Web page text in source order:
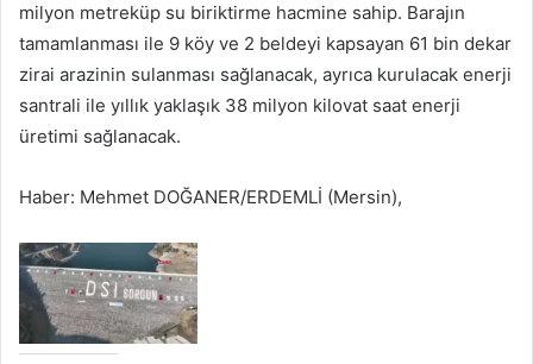
milyon metreküp su biriktirme hacmine sahip. Barajın
tamamlanması ile 9 köy ve 2 beldeyi kapsayan 61 bin dekar
zirai arazinin sulanması sağlanacak, ayrıca kurulacak enerji
santrali ile yıllık yaklaşık 38 milyon kilovat saat enerji
üretimi sağlanacak.
Haber: Mehmet DOĞANER/ERDEMLİ (Mersin),